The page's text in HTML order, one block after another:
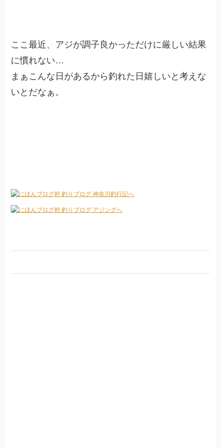
ここ最近、アジが調子良かっただけに厳しい結果
に慣れない…
まぁこんな日があるから釣れた日嬉しいと考えな
いとだなぁ。